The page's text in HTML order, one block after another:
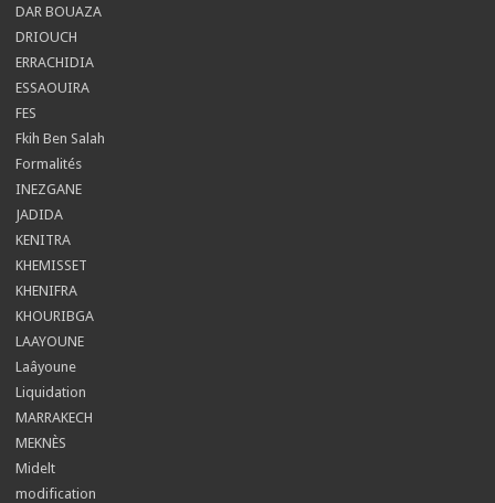
DAR BOUAZA
DRIOUCH
ERRACHIDIA
ESSAOUIRA
FES
Fkih Ben Salah
Formalités
INEZGANE
JADIDA
KENITRA
KHEMISSET
KHENIFRA
KHOURIBGA
LAAYOUNE
Laâyoune
Liquidation
MARRAKECH
MEKNÈS
Midelt
modification